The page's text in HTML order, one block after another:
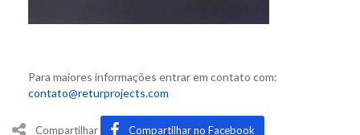
Para maiores informações entrar em contato com:
contato@returprojects.com
Compartilhar Compartilhar no Facebook